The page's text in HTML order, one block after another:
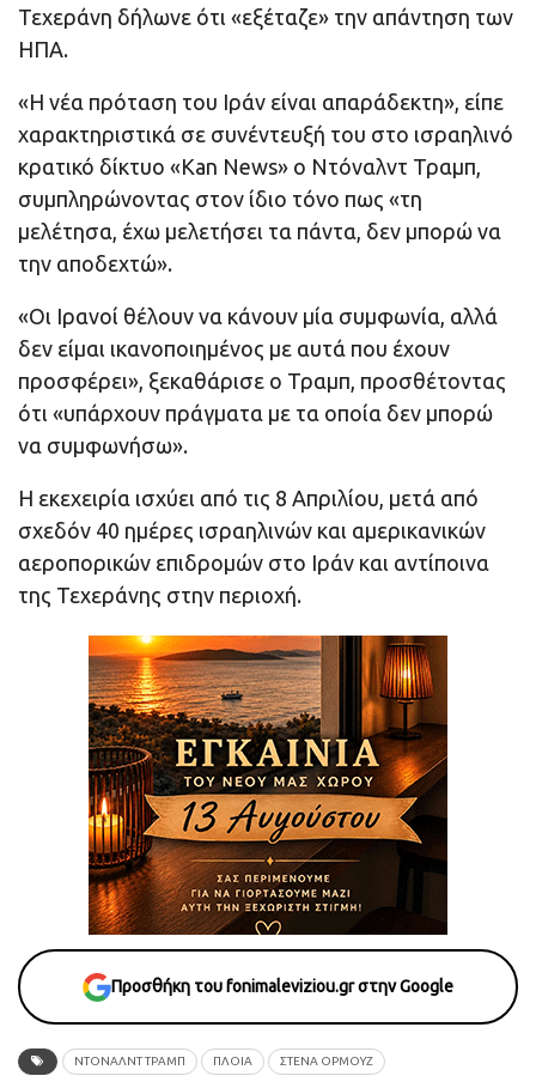
Τεχεράνη δήλωνε ότι «εξέταζε» την απάντηση των
ΗΠΑ.
«Η νέα πρόταση του Ιράν είναι απαράδεκτη», είπε
χαρακτηριστικά σε συνέντευξή του στο ισραηλινό
κρατικό δίκτυο «Kan News» ο Ντόναλντ Τραμπ,
συμπληρώνοντας στον ίδιο τόνο πως «τη
μελέτησα, έχω μελετήσει τα πάντα, δεν μπορώ να
την αποδεχτώ».
«Οι Ιρανοί θέλουν να κάνουν μία συμφωνία, αλλά
δεν είμαι ικανοποιημένος με αυτά που έχουν
προσφέρει», ξεκαθάρισε ο Τραμπ, προσθέτοντας
ότι «υπάρχουν πράγματα με τα οποία δεν μπορώ
να συμφωνήσω».
Η εκεχειρία ισχύει από τις 8 Απριλίου, μετά από
σχεδόν 40 ημέρες ισραηλινών και αμερικανικών
αεροπορικών επιδρομών στο Ιράν και αντίποινα
της Τεχεράνης στην περιοχή.
Προσθήκη του fonimaleviziou.gr στην Google
ΝΤΌΝΑΛΝΤ ΤΡΑΜΠ ΠΛΟΙΑ ΣΤΕΝΑ ΟΡΜΟΥΖ